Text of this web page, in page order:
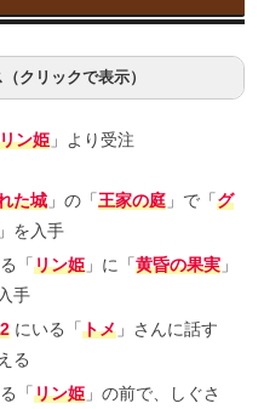
クリックで表示）
リン姫 」より受注
た城」の「王家の庭」で「グ
を入手
「リン姫」に「黄昏の果実」
手
にいる「トメ」さんに話す
る
「リン姫」の前で、しぐさ